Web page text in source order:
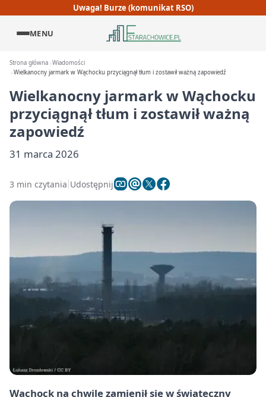
Uwaga! Burze (komunikat RSO)
MENU
Strona główna Wiadomości
Wielkanocny jarmark w Wąchocku przyciągnął tłum i zostawił ważną zapowiedź
Wielkanocny jarmark w Wąchocku
przyciągnął tłum i zostawił ważną
zapowiedź
31 marca 2026
3 min czytania Udostępnij
Wąchock na chwilę zamienił się w świąteczny